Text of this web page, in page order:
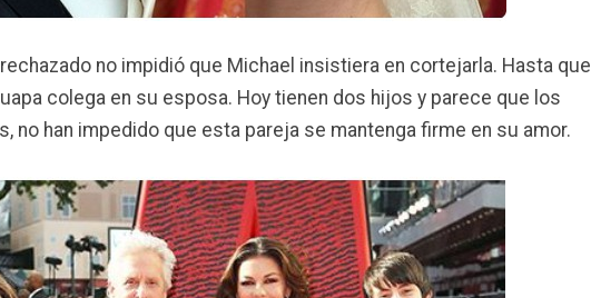
no impidió que Michael insistiera en cortejarla. Hasta que
colega en su esposa. Hoy tienen dos hijos y parece que los
no han impedido que esta pareja se mantenga firme en su amor.